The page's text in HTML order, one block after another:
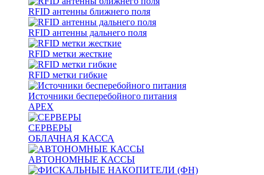
RFID антенны ближнего поля
RFID антенны дальнего поля
RFID метки жесткие
RFID метки гибкие
Источники бесперебойного питания
APEX
СЕРВЕРЫ
ОБЛАЧНАЯ КАССА
АВТОНОМНЫЕ КАССЫ